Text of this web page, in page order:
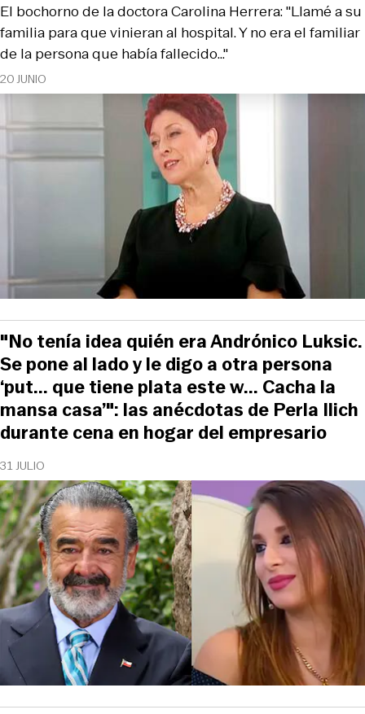
20 JUNIO
El bochorno de la doctora Carolina Herrera: "Llamé a su
familia para que vinieran al hospital. Y no era el familiar
de la persona que había fallecido..."
31 JULIO
"No tenía idea quién era Andrónico Luksic.
Se pone al lado y le digo a otra persona
‘put... que tiene plata este w... Cacha la
mansa casa’": las anécdotas de Perla Ilich
durante cena en hogar del empresario